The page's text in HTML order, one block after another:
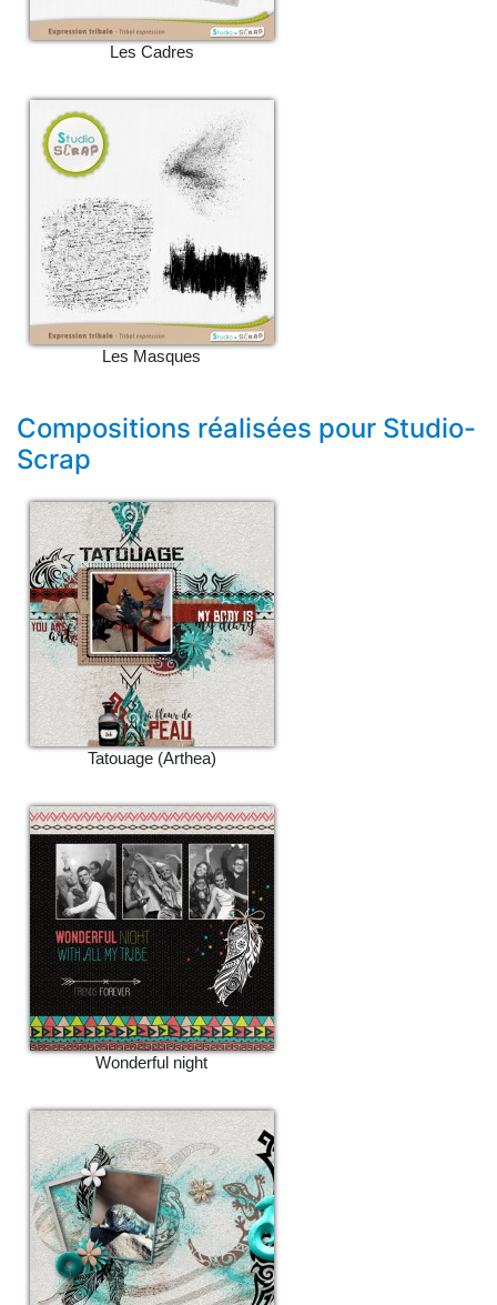
Les Cadres
Les Masques
Compositions réalisées pour Studio-
Scrap
Tatouage (Arthea)
Wonderful night